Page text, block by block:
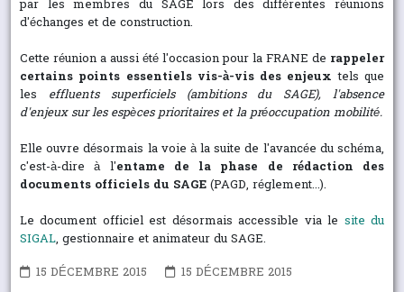
par les membres du SAGE lors des différentes réunions
d'échanges et de construction.
Cette réunion a aussi été l'occasion pour la FRANE de rappeler
certains points essentiels vis-à-vis des enjeux tels que
les effluents superficiels (ambitions du SAGE), l'absence
d'enjeux sur les espèces prioritaires et la préoccupation mobilité.
Elle ouvre désormais la voie à la suite de l'avancée du schéma,
c'est-à-dire à l'entame de la phase de rédaction des
documents officiels du SAGE(PAGD, réglement...).
Le document officiel est désormais accessible via le site du
SIGAL, gestionnaire et animateur du SAGE.
15 DÉCEMBRE 2015
15 DÉCEMBRE 2015